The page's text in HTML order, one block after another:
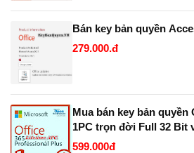
Bán key bản quyền
279.000.đ
Mua bán key bản quyền
1PC trọn đời Full 32 Bit
599.000đ